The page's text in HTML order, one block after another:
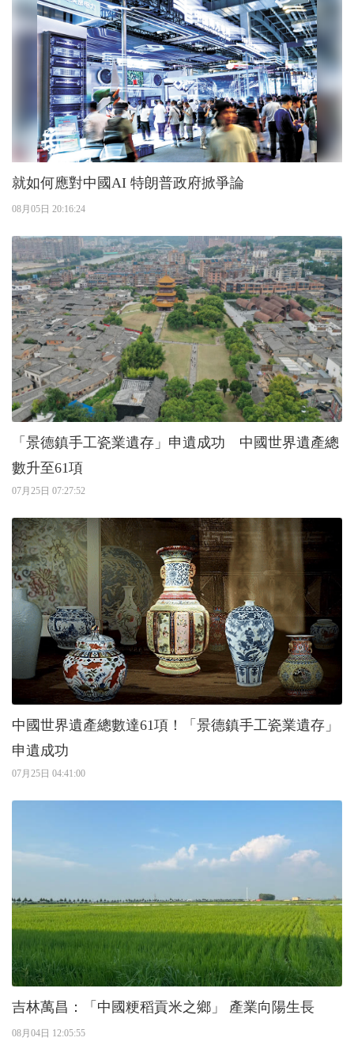
就如何應對中國AI 特朗普政府掀爭論
08月05日 20:16:24
「景德鎮手工瓷業遺存」申遺成功 中國世界遺產總
數升至61項
07月25日 07:27:52
中國世界遺產總數達61項！「景德鎮手工瓷業遺存」
申遺成功
07月25日 04:41:00
吉林萬昌：「中國粳稻貢米之鄉」 產業向陽生長
08月04日 12:05:55